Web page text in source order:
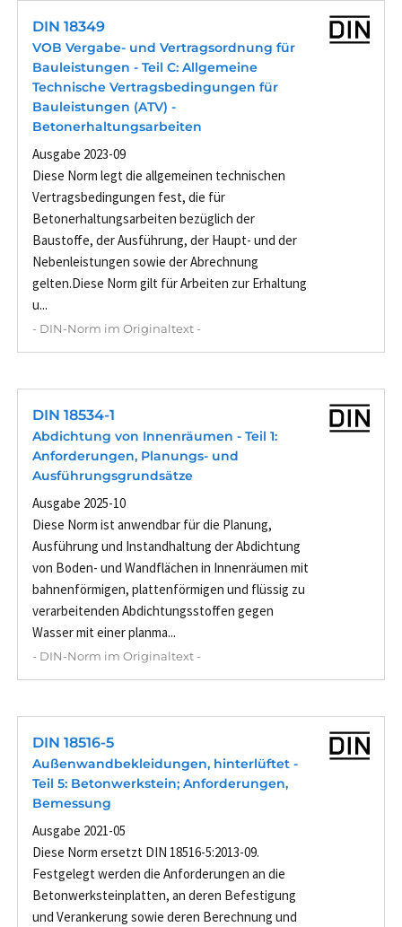
DIN 18349
VOB Vergabe- und Vertragsordnung für
Bauleistungen - Teil C: Allgemeine
Technische Vertragsbedingungen für
Bauleistungen (ATV) -
Betonerhaltungsarbeiten
Ausgabe 2023-09
Diese Norm legt die allgemeinen technischen
Vertragsbedingungen fest, die für
Betonerhaltungsarbeiten bezüglich der
Baustoffe, der Ausführung, der Haupt- und der
Nebenleistungen sowie der Abrechnung
gelten.Diese Norm gilt für Arbeiten zur Erhaltung
u...
- DIN-Norm im Originaltext -
DIN 18534-1
Abdichtung von Innenräumen - Teil 1:
Anforderungen, Planungs- und
Ausführungsgrundsätze
Ausgabe 2025-10
Diese Norm ist anwendbar für die Planung,
Ausführung und Instandhaltung der Abdichtung
von Boden- und Wandflächen in Innenräumen mit
bahnenförmigen, plattenförmigen und flüssig zu
verarbeitenden Abdichtungsstoffen gegen
Wasser mit einer planma...
- DIN-Norm im Originaltext -
DIN 18516-5
Außenwandbekleidungen, hinterlüftet -
Teil 5: Betonwerkstein; Anforderungen,
Bemessung
Ausgabe 2021-05
Diese Norm ersetzt DIN 18516-5:2013-09.
Festgelegt werden die Anforderungen an die
Betonwerksteinplatten, an deren Befestigung
und Verankerung sowie deren Berechnung und